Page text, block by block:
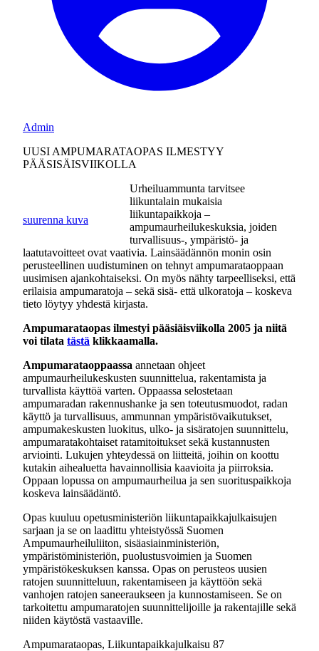
Admin
UUSI AMPUMARATAOPAS ILMESTYY
PÄÄSISÄISVIIKOLLA
suurenna kuva
Urheiluammunta tarvitsee
liikuntalain mukaisia
liikuntapaikkoja –
ampumaurheilukeskuksia, joiden
turvallisuus-, ympäristö- ja
laatutavoitteet ovat vaativia. Lainsäädännön monin osin
perusteellinen uudistuminen on tehnyt ampumarataoppaan
uusimisen ajankohtaiseksi. On myös nähty tarpeelliseksi, että
erilaisia ampumaratoja – sekä sisä- että ulkoratoja – koskeva
tieto löytyy yhdestä kirjasta.
Ampumarataopas ilmestyi pääsiäisviikolla 2005 ja niitä
voi tilata tästä klikkaamalla.
Ampumarataoppaassa annetaan ohjeet
ampumaurheilukeskusten suunnittelua, rakentamista ja
turvallista käyttöä varten. Oppaassa selostetaan
ampumaradan rakennushanke ja sen toteutusmuodot, radan
käyttö ja turvallisuus, ammunnan ympäristövaikutukset,
ampumakeskusten luokitus, ulko- ja sisäratojen suunnittelu,
ampumaratakohtaiset ratamitoitukset sekä kustannusten
arviointi. Lukujen yhteydessä on liitteitä, joihin on koottu
kutakin aihealuetta havainnollisia kaavioita ja piirroksia.
Oppaan lopussa on ampumaurheilua ja sen suorituspaikkoja
koskeva lainsäädäntö.
Opas kuuluu opetusministeriön liikuntapaikkajulkaisujen
sarjaan ja se on laadittu yhteistyössä Suomen
Ampumaurheiluliiton, sisäasiainministeriön,
ympäristöministeriön, puolustusvoimien ja Suomen
ympäristökeskuksen kanssa. Opas on perusteos uusien
ratojen suunnitteluun, rakentamiseen ja käyttöön sekä
vanhojen ratojen saneeraukseen ja kunnostamiseen. Se on
tarkoitettu ampumaratojen suunnittelijoille ja rakentajille sekä
niiden käytöstä vastaaville.
Ampumarataopas, Liikuntapaikkajulkaisu 87